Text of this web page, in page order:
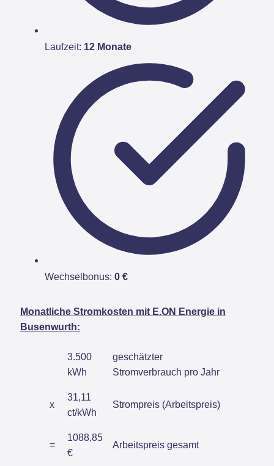
Laufzeit: 12 Monate
Wechselbonus: 0 €
Monatliche Stromkosten mit E.ON Energie in
Busenwurth:
3.500
kWh
geschätzter
Stromverbrauch pro Jahr
x
31,11
ct/kWh
Strompreis (Arbeitspreis)
=
1088,85
€
Arbeitspreis gesamt